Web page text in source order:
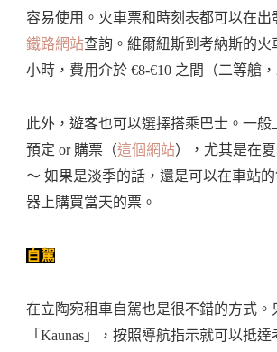
容易使用。火車票和時刻表都可以在出
鐵路網站查詢。維爾紐斯到考納斯的火
小時，費用介於 €8-€10 之間（二等艙，
此外，遊客也可以選擇搭乘巴士。一般
預定 or 購票（這個網站），尤其是在
～ 如果是淡季的話，還是可以在車站
器上購買當天的票。
自駕
在立陶宛租車自駕也是很不錯的方式。
「Kaunas」，按照導航指示就可以抵